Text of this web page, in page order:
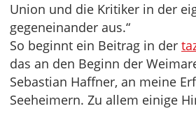
Union und die Kritiker in der
gegeneinander aus.“
So beginnt ein Beitrag in der
das an den Beginn der
Sebastian Haffner, an meine
Seeheimern. Zu allem einige